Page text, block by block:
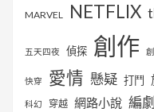
MARVEL NETFLIX
五天四夜 偵探 創作
快穿 愛情 懸疑 打鬥
科幻 穿越 網路小說 編